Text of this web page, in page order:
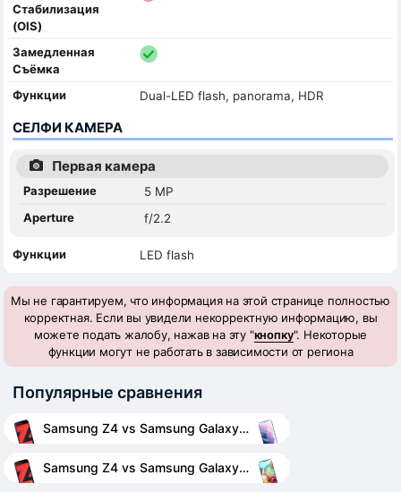
Стабилизация
(OIS)
Замедленная
Съёмка
Функции
Dual-LED flash, panorama, HDR
СЕЛФИ КАМЕРА
Первая камера
Разрешение
5 MP
Aperture
f/2.2
Функции LED flash
Мы не гарантируем, что информация на этой странице полностью
корректная. Если вы увидели некорректную информацию, вы
можете подать жалобу, нажав на эту "кнопку". Некоторые
функции могут не работать в зависимости от региона
Популярные сравнения
Samsung Z4 vs Samsung Galaxy S21+ 5G
Samsung Z4 vs Samsung Galaxy A71